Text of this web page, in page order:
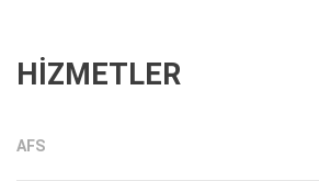
HİZMETLER
AFS